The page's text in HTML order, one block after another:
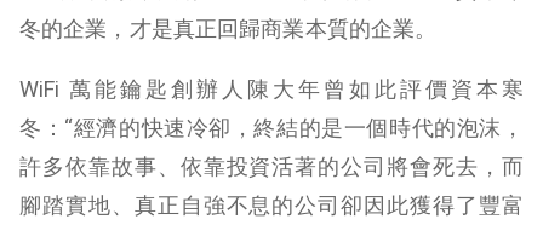
冬的企業，才是真正回歸商業本質的企業。
WiFi 萬能鑰匙創辦人陳大年曾如此評價資本寒
冬：“經濟的快速冷卻，終結的是一個時代的泡沫，
許多依靠故事、依靠投資活著的公司將會死去，而
腳踏實地、真正自強不息的公司卻因此獲得了豐富